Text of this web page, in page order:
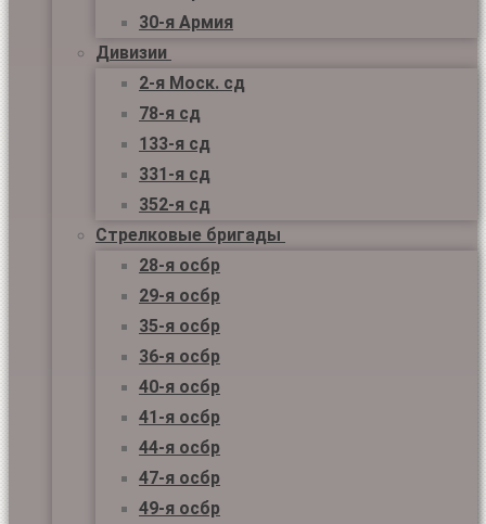
30-я Армия
Дивизии
2-я Моск. сд
78-я сд
133-я сд
331-я сд
352-я сд
Стрелковые бригады
28-я осбр
29-я осбр
35-я осбр
36-я осбр
40-я осбр
41-я осбр
44-я осбр
47-я осбр
49-я осбр